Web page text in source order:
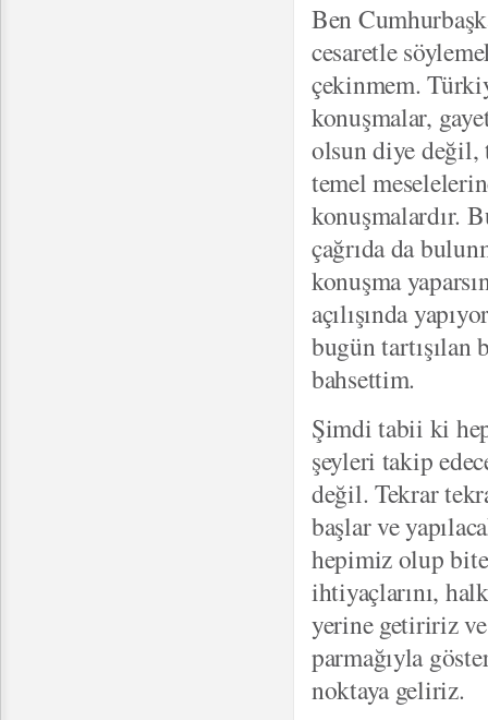
Ben
cesaretle
çekinmem.
konuşmalar,
olsun diye değil,
temel
konuşmalardır.
çağrıda da
konuşma
açılışında
bugün tartışılan
bahsettim.
Şimdi tabii ki
şeyleri takip
değil. Tekrar
başlar ve
hepimiz olup
ihtiyaçlarını,
yerine getiririz
parmağıyla
noktaya geliriz.